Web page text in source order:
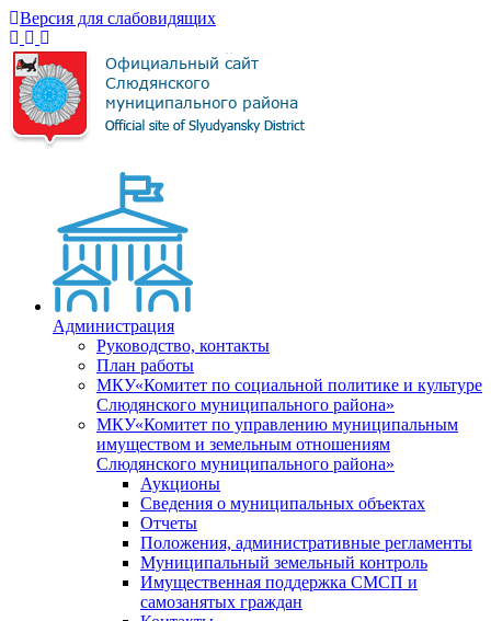
Версия для слабовидящих
Администрация
Руководство, контакты
План работы
МКУ«Комитет по социальной политике и культуре
Слюдянского муниципального района»
МКУ«Комитет по управлению муниципальным
имуществом и земельным отношениям
Слюдянского муниципального района»
Аукционы
Сведения о муниципальных объектах
Отчеты
Положения, административные регламенты
Муниципальный земельный контроль
Имущественная поддержка СМСП и
самозанятых граждан